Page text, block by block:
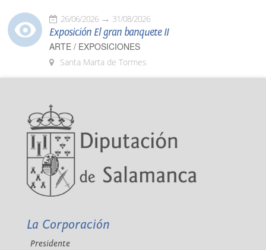
26/06/2026 31/08/2026
Exposición El gran banquete II
ARTE / EXPOSICIONES
Santa Marta de Tormes
La Corporación
Presidente